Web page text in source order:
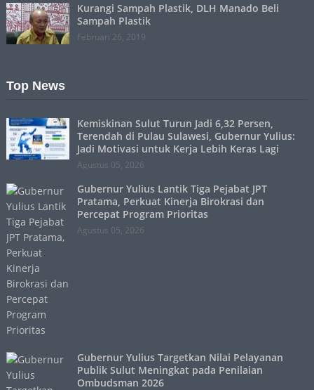
Kurangi Sampah Plastik, DLH Manado Beli
Sampah Plastik
Februari 26, 2019
Top News
Kemiskinan Sulut Turun Jadi 6,32 Persen,
Terendah di Pulau Sulawesi, Gubernur Yulius:
Jadi Motivasi untuk Kerja Lebih Keras Lagi
Agustus 05, 2026
Gubernur Yulius Lantik Tiga Pejabat JPT
Pratama, Perkuat Kinerja Birokrasi dan
Percepat Program Prioritas
Agustus 05, 2026
Gubernur Yulius Targetkan Nilai Pelayanan
Publik Sulut Meningkat pada Penilaian
Ombudsman 2026